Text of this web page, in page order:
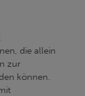
die allein
zur
können.